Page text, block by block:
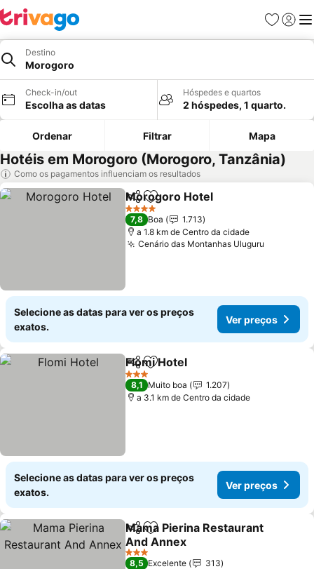
Favoritos
Iniciar
Destino
Morogoro
Check-in/out
Escolha as datas
Hóspedes e quartos
2 hóspedes, 1 quarto.
Ordenar Filtrar Mapa
Hotéis em Morogoro (Morogoro, Tanzânia)
Como os pagamentos influenciam os resultados
PartilharAdicionar aos favoritos
Morogoro Hotel
4 Estrelas
7,8 Boa
1.713
a 1.8 km de Centro da cidade
Cenário das Montanhas Uluguru
Selecione as datas para ver os preços
exatos.
Ver preços
PartilharAdicionar aos favoritos
Flomi Hotel
3 Estrelas
8,1 Muito boa
1.207
a 3.1 km de Centro da cidade
Selecione as datas para ver os preços
exatos.
Ver preços
PartilharAdicionar aos favoritos
Mama Pierina Restaurant
And Annex
Ver preços
3 Estrelas
8,5 Excelente
313